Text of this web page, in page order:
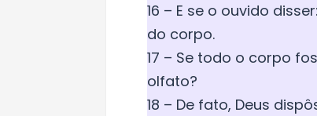
16 – E se o ouvido
do corpo.
17 – Se todo o corpo
olfato?
18 – De fato, Deus